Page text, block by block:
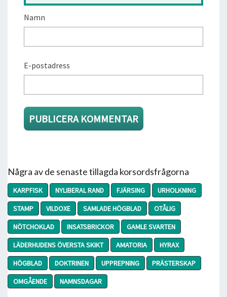
Namn
E-postadress
Några av de senaste tillagda korsordsfrågorna
KARPFISK NYLIBERAL RAND FJÄRSING
URHOLKNING
STAMP
VILDOXE SAMLADE HÖGBLAD
OTÅLIG
NÖTCHOKLAD
INSATSBRICKOR
GAMLE SVARTEN
LÄDERHUDENS ÖVERSTA SKIKT
AMATORIA
HYRAX
HÖGBLAD
DOKTRINEN UPPREPNING
PRÄSTERSKAP
OMGÅENDE
NAMNSDAGAR